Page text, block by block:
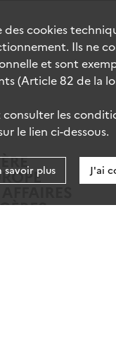
descookies
Ils ne
et sont
(Article 82 de la
les
le lien ci-dessous.
savoir plus J'ai